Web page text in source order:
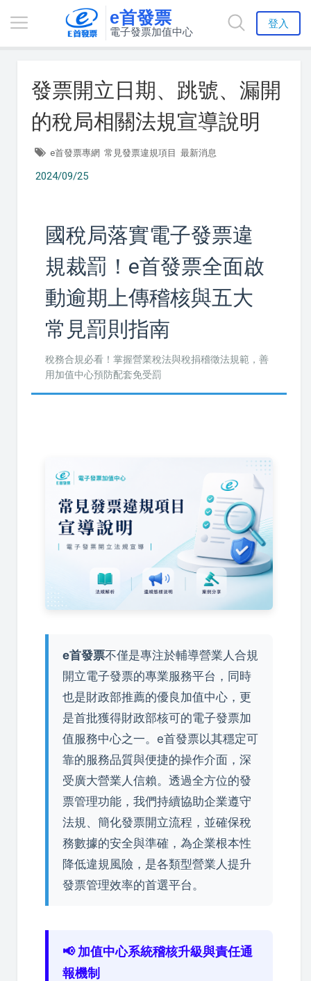
e首發票
電子發票加值中心
登入
發票開立日期、跳號、漏開
的稅局相關法規宣導說明
e首發票專網 常見發票違規項目 最新消息
2024/09/25
國稅局落實電子發票違
規裁罰！e首發票全面啟
動逾期上傳稽核與五大
常見罰則指南
稅務合規必看！掌握營業稅法與稅捐稽徵法規範，善
用加值中心預防配套免受罰
e首發票不僅是專注於輔導營業人合規
開立電子發票的專業服務平台，同時
也是財政部推薦的優良加值中心，更
是首批獲得財政部核可的電子發票加
值服務中心之一。e首發票以其穩定可
靠的服務品質與便捷的操作介面，深
受廣大營業人信賴。透過全方位的發
票管理功能，我們持續協助企業遵守
法規、簡化發票開立流程，並確保稅
務數據的安全與準確，為企業根本性
降低違規風險，是各類型營業人提升
發票管理效率的首選平台。
📢 加值中心系統稽核升級與責任通
報機制